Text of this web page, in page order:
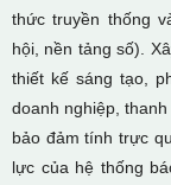
thức truyền thống
hội, nền tảng số).
thiết kế sáng tạo,
doanh nghiệp,
bảo đảm tính trực
lực của hệ thống